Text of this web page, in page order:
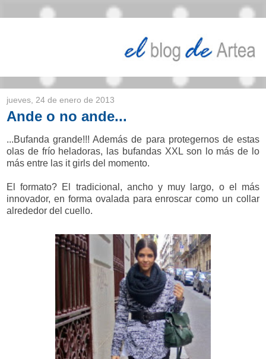
jueves, 24 de enero de 2013
Ande o no ande...
...Bufanda grande!!! Además de para protegernos de estas
olas de frío heladoras, las bufandas XXL son lo más de lo
más entre las it girls del momento.
El formato? El tradicional, ancho y muy largo, o el más
innovador, en forma ovalada para enroscar como un collar
alrededor del cuello.